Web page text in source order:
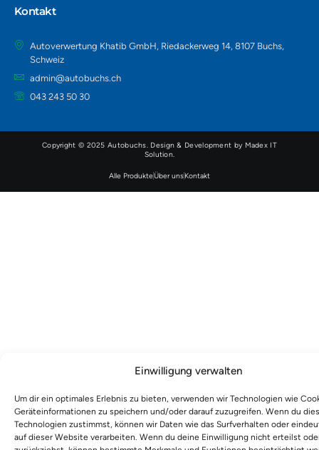
Einwilligung verwalten
Um dir ein optimales Erlebnis zu bieten, verwenden wir Technologien wie
Geräteinformationen zu speichern und/oder darauf zuzugreifen. Wenn du
Technologien zustimmst, können wir Daten wie das Surfverhalten oder
auf dieser Website verarbeiten. Wenn du deine Einwilligung nicht erteilst
Kontakt
Autoverwertung Khatib GmbH, Riedackerweg 14, 8107 Buchs,
Schweiz
admin@autobuchs.ch
043 243 50 30
Copyright © 2025 Autobuchs. Design & Development by Madex IT
Solution.
Alle ProdukteÜber unsKontakt